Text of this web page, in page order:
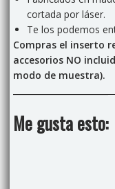
cortada por láser.
Te los podemos
Compras el inserto
accesorios NO
modo de muestra).
Me gusta esto: